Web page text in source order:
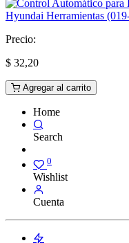
Precio:
$ 32,20
Agregar al carrito
Home
Search
0
Wishlist
Cuenta